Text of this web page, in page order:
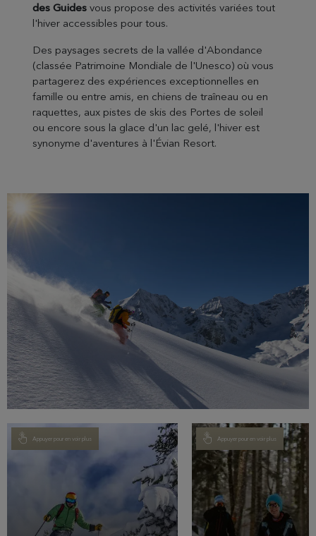
des Guidesvous propose des activités variées tout
l'hiver accessibles pour tous.
Des paysages secrets de la vallée d'Abondance
(classée Patrimoine Mondiale de l'Unesco) où vous
partagerez des expériences exceptionnelles en
famille ou entre amis, en chiens de traîneau ou en
raquettes, aux pistes de skis des Portes de soleil
ou encore sous la glace d'un lac gelé, l'hiver est
synonyme d'aventures à l'Évian Resort.
Appuyer pour en voir plus Appuyer pour en voir plus